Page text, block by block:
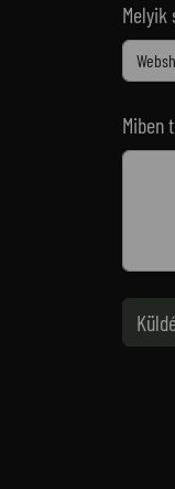
Melyik
Miben